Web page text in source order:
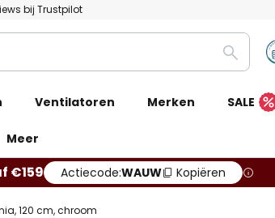
bij Trustpilot
Ventilatoren Merken SALE
Meer
€159 Actiecode:WAUW Kopiëren
120 cm, chroom